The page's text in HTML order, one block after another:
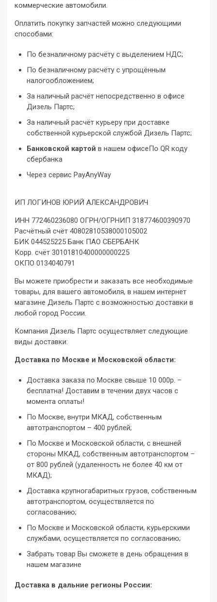
коммерческие автомобили.
Оплатить покупку запчастей можно следующими
способами:
По безналичному расчёту с выделением НДС;
По безналичному расчёту с упрощённым
налогообложением;
За наличный расчёт непосредственно в офисе
Дизель Партс;
За наличный расчёт курьеру при доставке
собственной курьерской службой Дизель Партс;
Банковской картой в нашем офисеПо QR коду
сбербанка
Через сервис PayAnyWay
ИП ЛОГИНОВ ЮРИЙ АЛЕКСАНДРОВИЧ
ИНН 772460236080 ОГРН/ОГРНИП 318774600390970
Расчётный счёт 40802810538000105002
БИК 044525225 Банк ПАО СБЕРБАНК
Корр. счёт 30101810400000000225
ОКПО 0134040791
Вы можете приобрести и заказать все необходимые
товары, для вашего автомобиля, в нашем интернет
магазине Дизель Партс с возможностью доставки в
любой город России.
Компания Дизель Партс осуществляет следующие
виды доставки:
Доставка по Москве и Московской области:
Доставка заказа по Москве свыше 10 000р. –
бесплатна! Доставим в течении двух часов с
момента оплаты!
По Москве, внутри МКАД, собственным
автотранспортом – 400 рублей;
По Москве и Московской области, с внешней
стороны МКАД, собственным автотранспортом –
от 800 рублей (удаленность не более 40 км от
МКАД);
Доставка крупногабаритных грузов, собственным
автотранспортом, осуществляется по
согласованию;
По Москве и Московской области, курьерскими
службами, осуществляется по согласованию;
Забрать товар Вы сможете в день обращения в
нашем магазине
Доставка в дальние регионы России: